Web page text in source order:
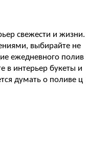
свежести и жизни.
выбирайте не
ежедневного полив
в интерьер букеты и
думать о поливе ц